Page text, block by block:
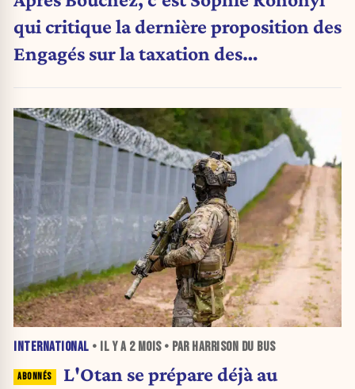
qui critique la dernière proposition des
Engagés sur la taxation des
INTERNATIONAL • IL Y A 2 MOIS• PAR HARRISON DU BUS
L'Otan se prépare déjà au